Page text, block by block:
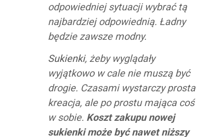
odpowiedniej sytuacji wybrać tą
najbardziej odpowiednią. Ładny
będzie zawsze modny.
Sukienki, żeby wyglądały
wyjątkowo w cale nie muszą być
drogie. Czasami wystarczy prosta
kreacja, ale po prostu mająca coś
w sobie. Koszt zakupu nowej
sukienki może być nawet niższy